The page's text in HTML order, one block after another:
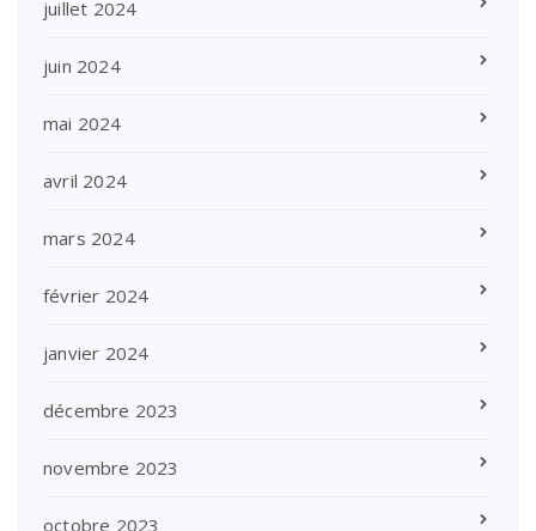
juillet 2024
juin 2024
mai 2024
avril 2024
mars 2024
février 2024
janvier 2024
décembre 2023
novembre 2023
octobre 2023